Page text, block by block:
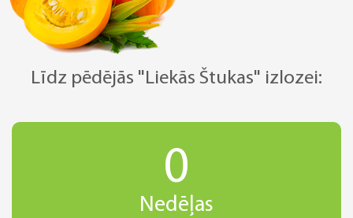
Līdz pēdējās "Liekās Štukas" izlozei:
0
Nedēļas